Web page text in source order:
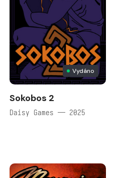
Vydáno
Sokobos 2
Daisy Games — 2025